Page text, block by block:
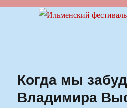
Ильменский
Когда мы
Владимира